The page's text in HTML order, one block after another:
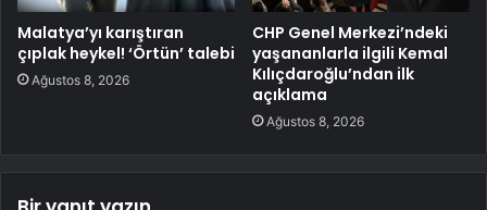
Malatya’yı karıştıran
çıplak heykel! ‘Örtün’ talebi
Ağustos 8, 2026
CHP Genel Merkezi’ndeki
yaşananlarla ilgili Kemal
Kılıçdaroğlu’ndan ilk
açıklama
Ağustos 8, 2026